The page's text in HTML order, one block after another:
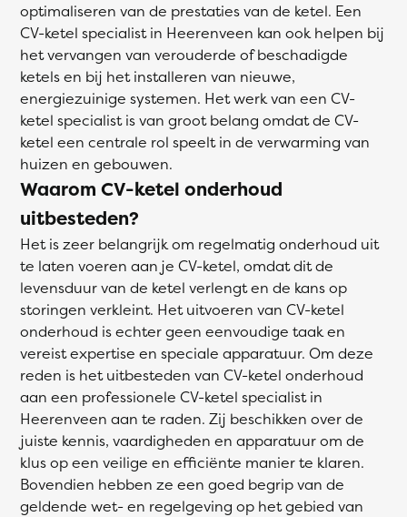
optimaliseren van de prestaties van de ketel. Een
CV-ketel specialist in Heerenveen kan ook helpen bij
het vervangen van verouderde of beschadigde
ketels en bij het installeren van nieuwe,
energiezuinige systemen. Het werk van een CV-
ketel specialist is van groot belang omdat de CV-
ketel een centrale rol speelt in de verwarming van
huizen en gebouwen.
Waarom CV-ketel onderhoud
uitbesteden?
Het is zeer belangrijk om regelmatig onderhoud uit
te laten voeren aan je CV-ketel, omdat dit de
levensduur van de ketel verlengt en de kans op
storingen verkleint. Het uitvoeren van CV-ketel
onderhoud is echter geen eenvoudige taak en
vereist expertise en speciale apparatuur. Om deze
reden is het uitbesteden van CV-ketel onderhoud
aan een professionele CV-ketel specialist in
Heerenveen aan te raden. Zij beschikken over de
juiste kennis, vaardigheden en apparatuur om de
klus op een veilige en efficiënte manier te klaren.
Bovendien hebben ze een goed begrip van de
geldende wet- en regelgeving op het gebied van